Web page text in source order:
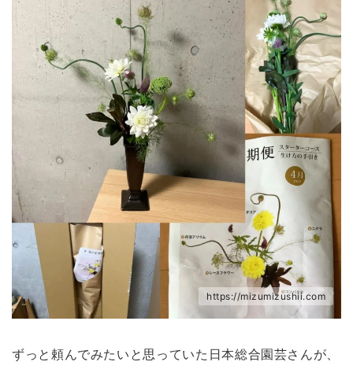
https://mizumizushii.com
ずっと頼んでみたいと思っていた日本総合園芸さんが、